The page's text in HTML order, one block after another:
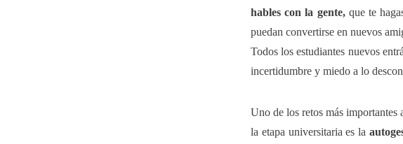
hables con la gente, que te
puedan convertirse en nuevos
Todos los estudiantes nuevos
incertidumbre y miedo a lo
Uno de los retos más
la etapa universitaria es la